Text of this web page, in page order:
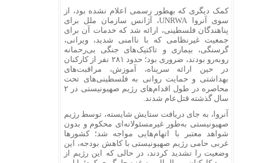
کمک دیگری که بهطور رسمی اعلام نشده بود، از
سوی آنروا UNRWA، آژانس سازمان ملل برای
پناهندگان فلسطینی، ارائه شد که خدمات آن برای
جمعیت غیرنظامی که با ناامنی شدید، ویرانی،
گرسنگی، بیماری و تاکتیک‌های جنگی بی‌رحمانه
رو‌به‌رو بودند، ضروری بود؛ حدود ۲۸۱ نفر از کارکنان
در حین ارائه سرپناه، آموزش، مراقبت‌های
بهداشتی و حمایت روانی به فلسطینی‌های تحت
محاصره در طول اقدام‌های رژیم صهیونیستی در ۲
سال گذشته قتل‌عام شدند.
آنروا، به جای دریافت ستایش شایسته، توسط رژیم
صهیونیستی به‌طور غیرمسئولانه‌ای محکوم و بدون
شواهد معتبر با اتهام‌هایی مواجه شد؛ کشور‌ها
غربی حامی رژیم صهیونیستی با کاهش بودجه، این
وضعیت را تشدید کردند، در حالی که این رژیم از